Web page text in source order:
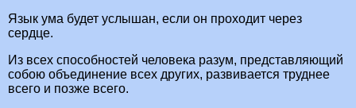
Язык ума будет услышан, если он проходит через
сердце.
Из всех способностей человека разум, представляющий
собою объединение всех других, развивается труднее
всего и позже всего.